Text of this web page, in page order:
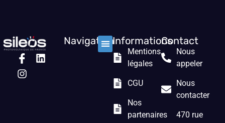
NavigationInformations
Mentions
légales
CGU
Nos
partenaires
Contact
Nous
appeler
Nous
contacter
470 rue